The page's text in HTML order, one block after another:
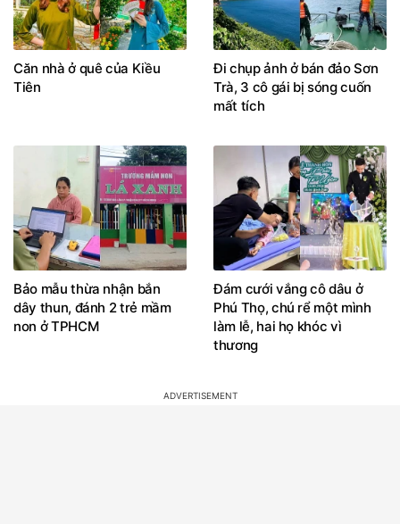
Căn nhà ở quê của Kiều
Tiên
Đi chụp ảnh ở bán đảo Sơn
Trà, 3 cô gái bị sóng cuốn
mất tích
Bảo mẫu thừa nhận bắn
dây thun, đánh 2 trẻ mầm
non ở TPHCM
Đám cưới vắng cô dâu ở
Phú Thọ, chú rể một mình
làm lễ, hai họ khóc vì
thương